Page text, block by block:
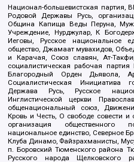
Национал-большевистская партия,
Родовой Державы Русь,
Община Капища Веды Перуна,
Учреждение, Нурджулар, К
Иеговы, Русское национальное
общество, Джамаат мувахидов,
и Карачая, Союз славян, Ат-
социалистическая рабочая
Благородный Орден Дьявола,
Социалистическая Инициатива
Держава Русь, Русское
Инглистической церкви
общенациональный союз,
Кровь и Честь, О свободе совести
организация общественного
национальное единство, Северное
Клуба Динамо, Файзрахманисты,
п. Боровский Тюменского района
Русского народа Щелковского